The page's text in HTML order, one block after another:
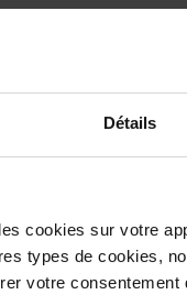
Détails
cookies sur votre
types de cookies,
votre